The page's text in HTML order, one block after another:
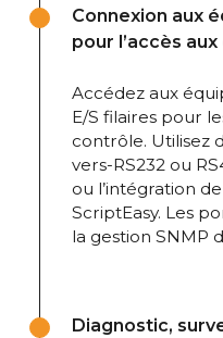
Connexion aux
pour l’accès
Accédez aux
E/S filaires pour
contrôle. Utilisez
vers-RS232 ou
ou l’intégration
ScriptEasy. Les
la gestion SNMP
Diagnostic,